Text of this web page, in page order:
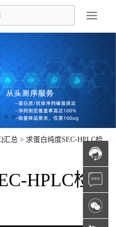
汇总 > 求蛋白纯度SEC-HPLC检
HPLC检